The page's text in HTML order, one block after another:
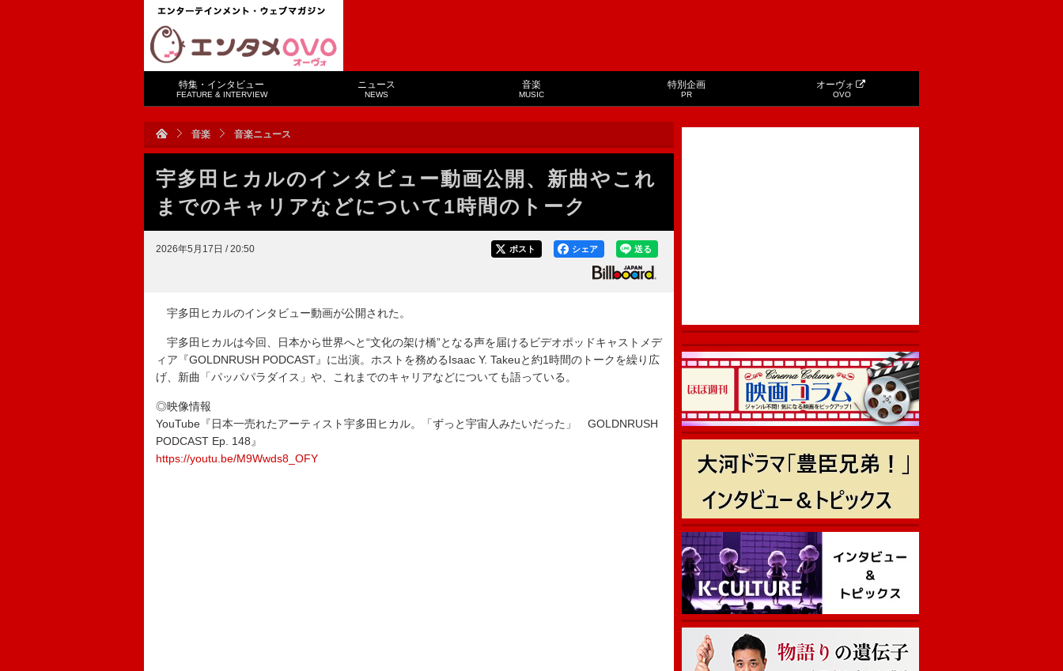
特集・インタビュー
FEATURE & INTERVIEW
ニュース
NEWS
音楽
MUSIC
特別企画
PR
オーヴォ
OVO
音楽 音楽ニュース
宇多田ヒカルのインタビュー動画公開、新曲やこれ
までのキャリアなどについて1時間のトーク
2026年5月17日 / 20:50 送る
シェア
ポスト
宇多田ヒカルのインタビュー動画が公開された。
宇多田ヒカルは今回、日本から世界へと“文化の架け橋”となる声を届けるビデオポッドキャストメデ
ィア『GOLDNRUSH PODCAST』に出演。ホストを務めるIsaac Y. Takeuと約1時間のトークを繰り広
げ、新曲「パッパパラダイス」や、これまでのキャリアなどについても語っている。
◎映像情報
YouTube『日本一売れたアーティスト宇多田ヒカル。「ずっと宇宙人みたいだった」 GOLDNRUSH
PODCAST Ep. 148』
https://youtu.be/M9Wwds8_OFY